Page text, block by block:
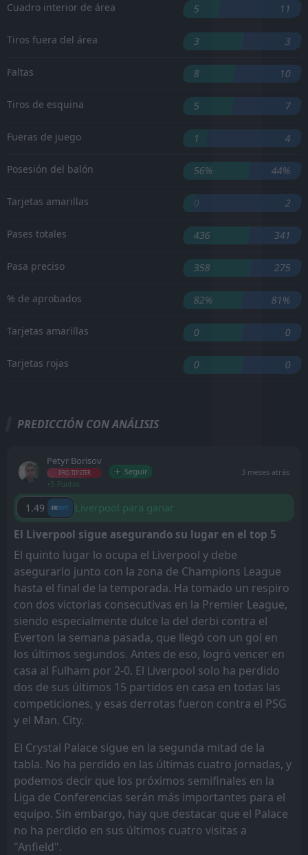
Cuadro interior de área 5 11
Tiros fuera del área 3 3
Faltas 8 10
Tiros de esquina 5 7
Fueras de juego 1 4
Posesión del balón 56% 44%
Tarjetas amarillas 0 2
Pases totales 436 341
Pasa preciso 358 275
% de aprobados 82% 81%
Tarjetas amarillas 0 0
Tarjetas rojas 0 0
PREDICCIÓN CON ANÁLISIS
Petyr Borisov
PRO TIPSTER
+5 Puntos
Seguir 3 meses atrás
1.49
Liverpool para ganar
El Liverpool sigue asegurando su lugar en el top 5
El quinto lugar lo ocupa el Liverpool y debe
asegurarlo junto con la zona de Champions League
hasta el final de la temporada. Ha tomado un respiro
con dos victorias consecutivas en la Premier League,
siendo especialmente dulce la del derbi contra el
Everton la semana pasada, que llegó con un gol en
los últimos segundos. Antes de eso, logró vencer en
casa al Fulham por 2-0. El Liverpool solo ha perdido
dos de sus últimos 15 partidos en casa en todas las
competiciones, y esas derrotas fueron contra el PSG
y el Man. City.
El Crystal Palace sigue en la segunda mitad de la
tabla. No ha perdido en las últimas cuatro jornadas, y
podemos decir que los próximos semifinales en la
Liga de Conferencias serán más importantes para el
equipo. Sin embargo, hay que destacar que el Palace
no ha perdido en sus últimos cuatro visitas a
"Anfield".